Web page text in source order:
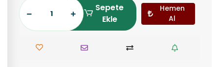
Sepete
Ekle
Hemen
Al